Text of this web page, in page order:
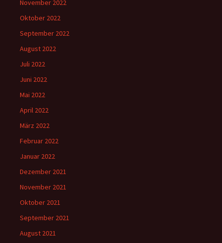
November 2022
Oktober 2022
September 2022
August 2022
Juli 2022
Juni 2022
Mai 2022
April 2022
März 2022
Februar 2022
Januar 2022
Dezember 2021
November 2021
Oktober 2021
September 2021
August 2021